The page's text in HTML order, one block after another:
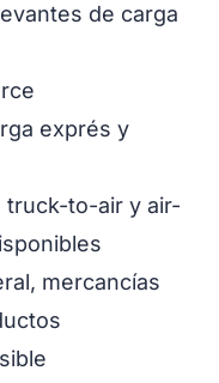
de carga
exprés y
truck-to-air y air-
mercancías